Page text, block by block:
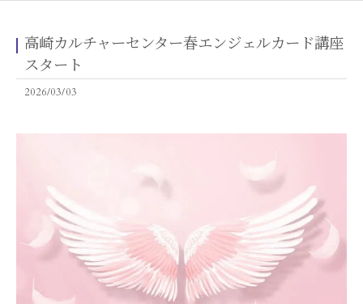
高崎カルチャーセンター春エンジェルカード講座
スタート
2026/03/03